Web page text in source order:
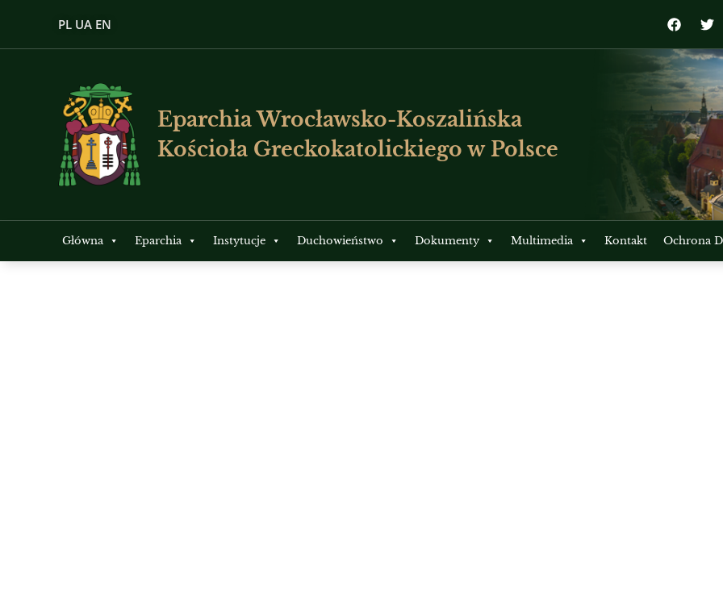
PL UA EN
Eparchia Wrocławsko-Koszalińska
Kościoła Greckokatolickiego w Polsce
Główna Eparchia Instytucje Duchowieństwo Dokumenty Multimedia Kontakt Ochrona